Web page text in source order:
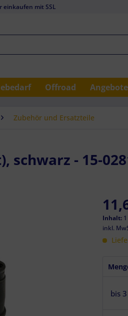
einkaufen mit SSL
Offroad Angebote
Zubehör und Ersatzteile
schwarz - 15-
Inhalt:
inkl.
bis 3